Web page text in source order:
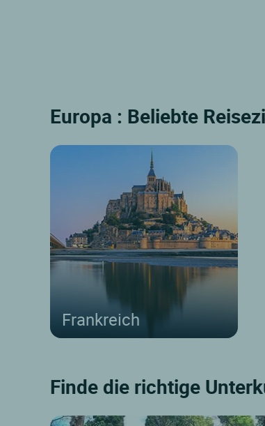
Europa : Beliebte
Frankreich
Finde die richtige